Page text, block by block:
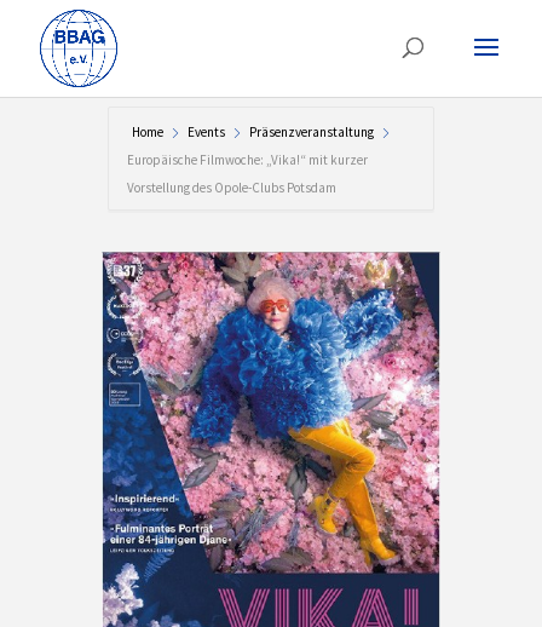
Home Events
Präsenzveranstaltung
Europäische Filmwoche: „Vika!“ mit kurzer
Vorstellung des Opole-Clubs Potsdam